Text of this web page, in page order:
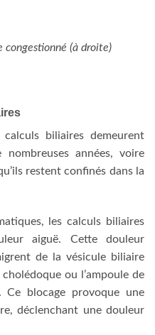
congestionné (à droite)
biliaires demeurent
nombreuses années, voire
restent confinés dans la
les calculs biliaires
aiguë. Cette douleur
de la vésicule biliaire
ou l’ampoule de
Ce blocage provoque une
déclenchant une douleur